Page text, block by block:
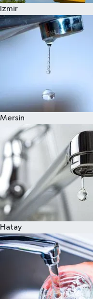
Izmir
Mersin
Hatay